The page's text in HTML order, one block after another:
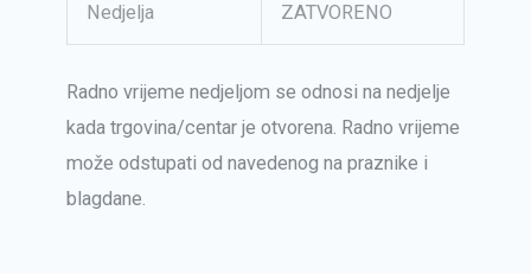
Nedjelja ZATVORENO
Radno vrijeme nedjeljom se odnosi na nedjelje
kada trgovina/centar je otvorena. Radno vrijeme
može odstupati od navedenog na praznike i
blagdane.